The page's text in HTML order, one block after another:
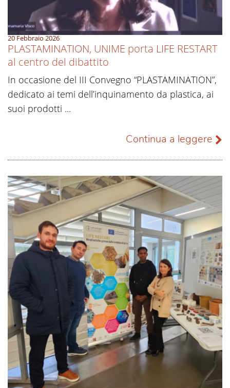
20 Febbraio 2026
PLASTAMINATION, UNIME porta LIFE RESTART
al centro del dibattito
In occasione del III Convegno “PLASTAMINATION”,
dedicato ai temi dell’inquinamento da plastica, ai
suoi prodotti ...
Continua a leggere